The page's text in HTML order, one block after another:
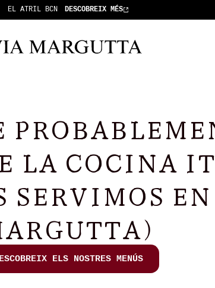
EL ATRIL BCN DESCOBREIX MÉS
LA COCINA
SERVIMOS
ELS NOSTRES MENÚS